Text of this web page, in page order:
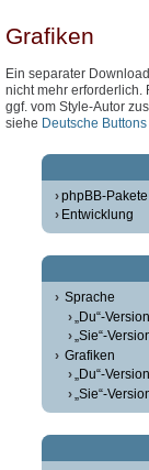
Grafiken
Ein separater
nicht mehr erforderlich.
ggf. vom Style-Autor
siehe Deutsche
phpBB-Pakete
Entwicklung
Sprache
„Du“-Version
„Sie“-
Grafiken
„Du“-Version
„Sie“-